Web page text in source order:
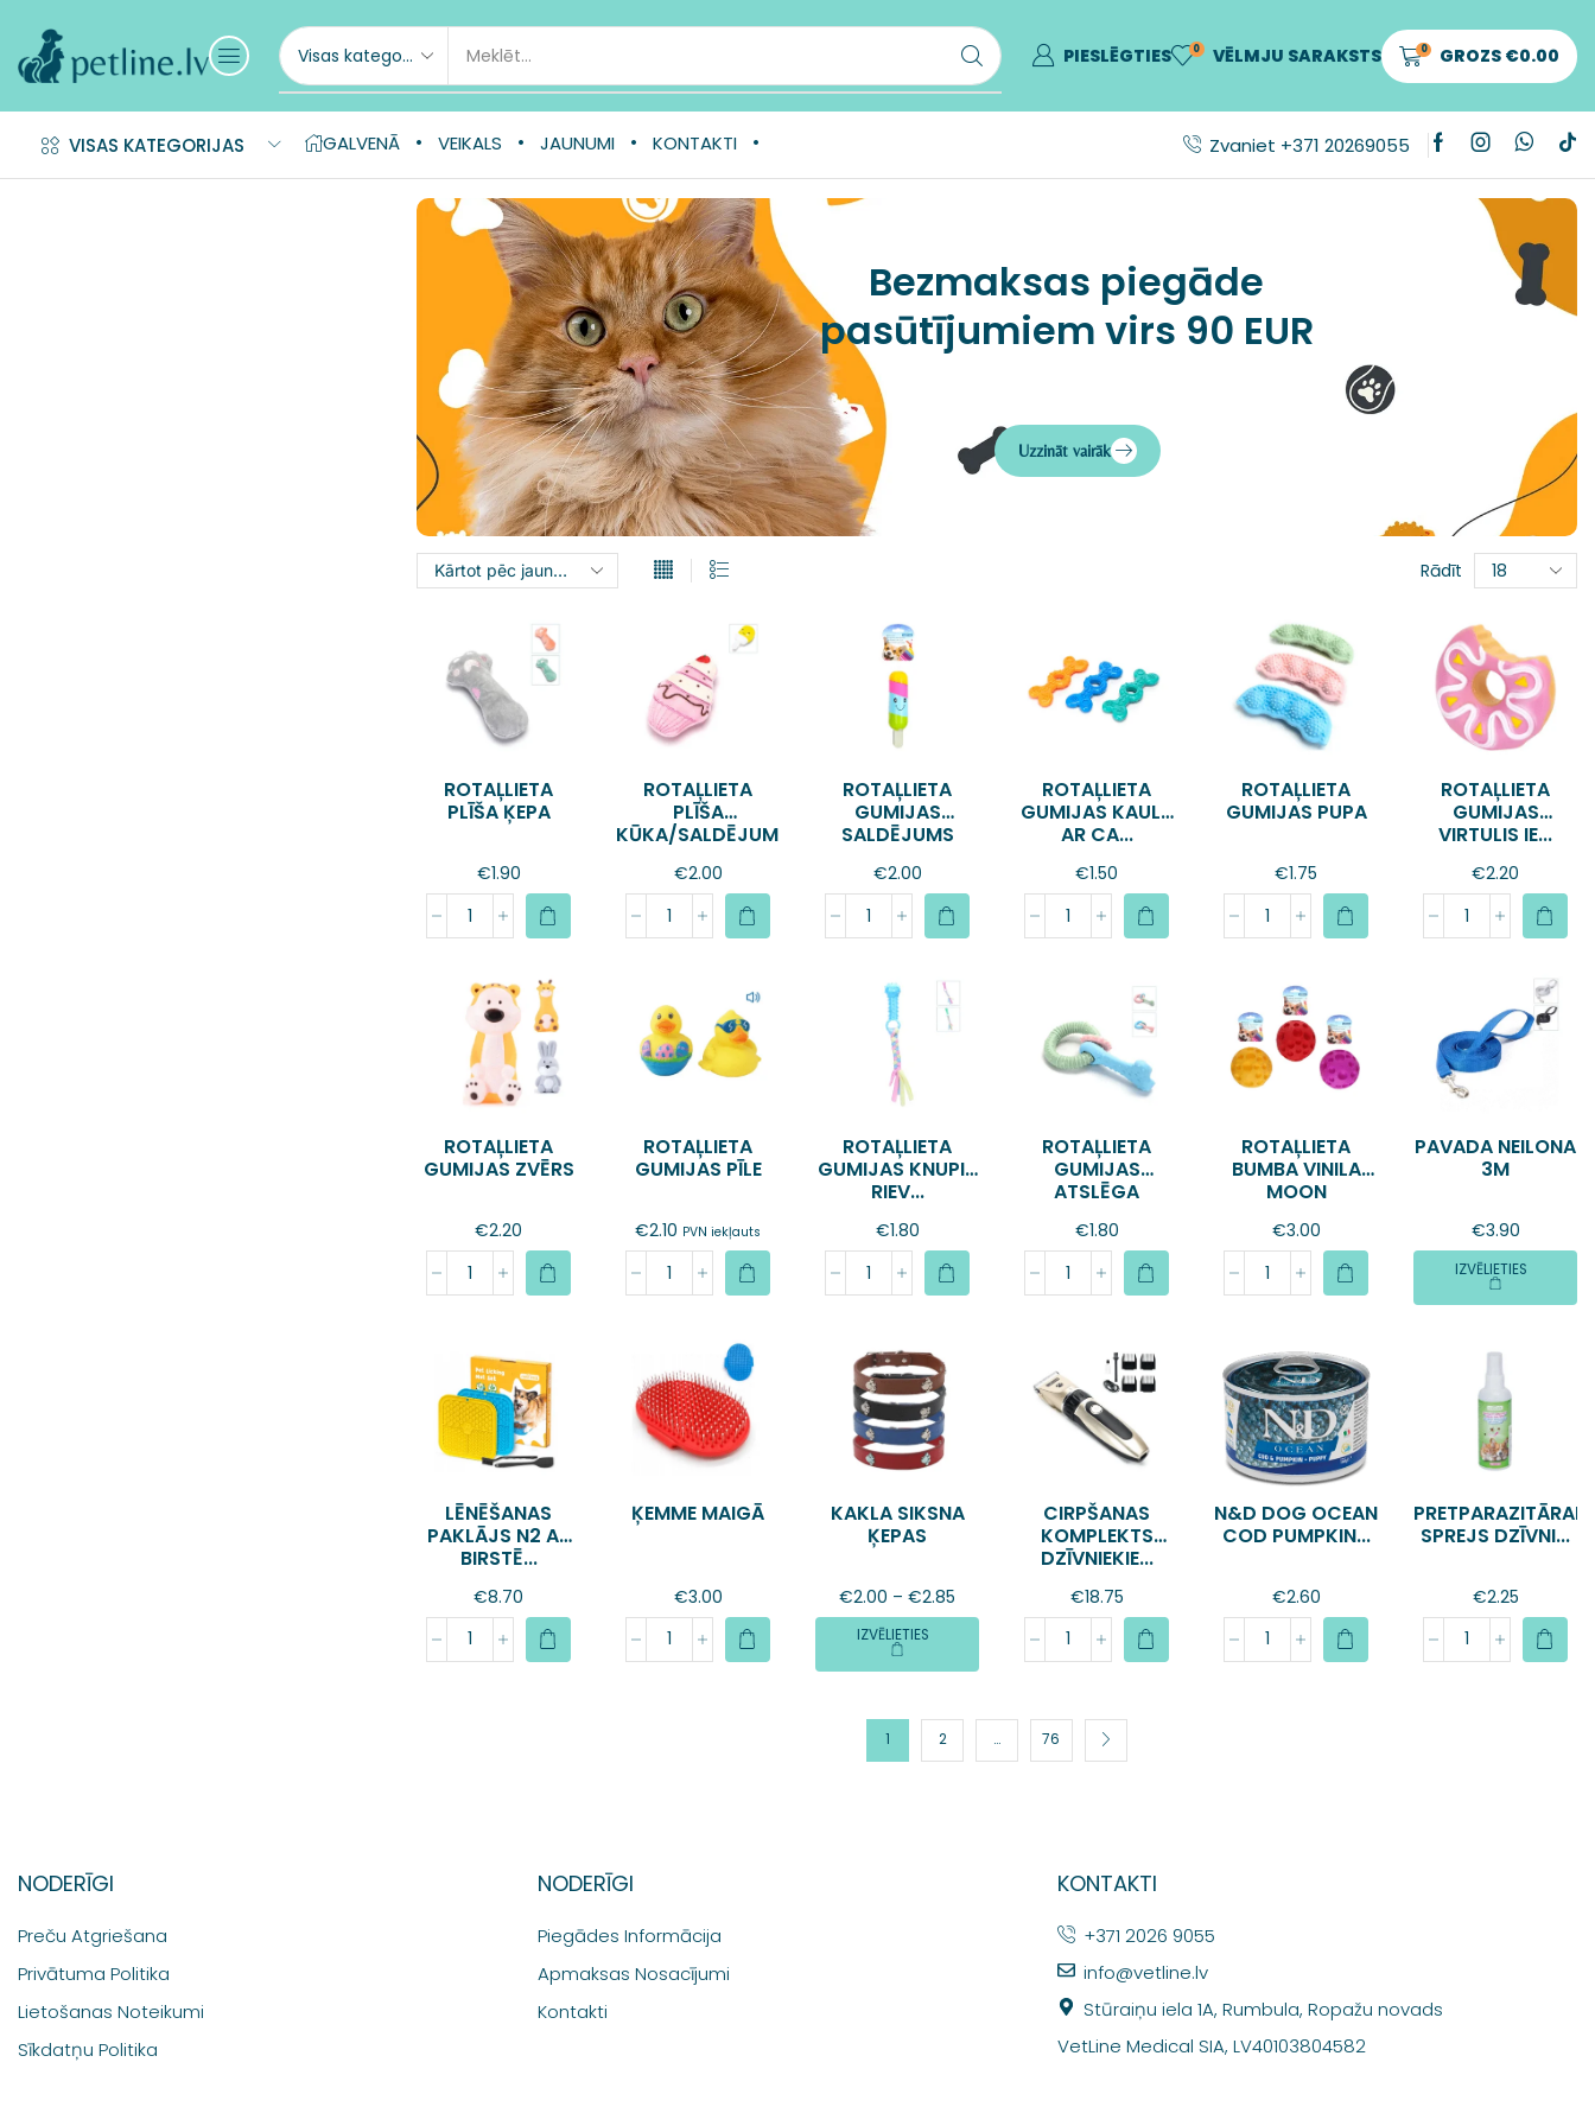
PIESLĒGTIES 0 VĒLMJU SARAKSTS 0 GROZS €0.00
VISAS KATEGORIJAS GALVENĀ VEIKALS JAUNUMI KONTAKTI Zvaniet +371 20269055
Bezmaksas piegāde
pasūtījumiem virs 90 EUR
Uzzināt vairāk
Rādīt
ROTAĻLIETA
PLĪŠA ĶEPA
€1.90
ROTAĻLIETA
PLĪŠA
KŪKA/SALDĒJUM...
€2.00
ROTAĻLIETA
GUMIJAS
SALDĒJUMS
€2.00
ROTAĻLIETA
GUMIJAS KAULS
AR CA...
€1.50
ROTAĻLIETA
GUMIJAS PUPA
€1.75
ROTAĻLIETA
GUMIJAS
VIRTULIS IE...
€2.20
ROTAĻLIETA
GUMIJAS ZVĒRS
€2.20
ROTAĻLIETA
GUMIJAS PĪLE
€2.10 PVN iekļauts
ROTAĻLIETA
GUMIJAS KNUPIS
RIEV...
€1.80
ROTAĻLIETA
GUMIJAS
ATSLĒGA
€1.80
ROTAĻLIETA
BUMBA VINILA
MOON
€3.00
PAVADA NEILONA
3M
€3.90
IZVĒLIETIES
LĒNĒŠANAS
PAKLĀJS N2 AR
BIRSTĒ...
€8.70
ĶEMME MAIGĀ
€3.00
KAKLA SIKSNA
ĶEPAS
€2.00 – €2.85
IZVĒLIETIES
CIRPŠANAS
KOMPLEKTS
DZĪVNIEKIE...
€18.75
N&D DOG OCEAN
COD PUMPKIN...
€2.60
PRETPARAZITĀRAIS
SPREJS DZĪVNI...
€2.25
1 2 … 76
NODERĪGI
Preču Atgriešana
Privātuma Politika
Lietošanas Noteikumi
Sīkdatņu Politika
NODERĪGI
Piegādes Informācija
Apmaksas Nosacījumi
Kontakti
KONTAKTI
+371 2026 9055
info@vetline.lv
Stūraiņu iela 1A, Rumbula, Ropažu novads
VetLine Medical SIA, LV40103804582